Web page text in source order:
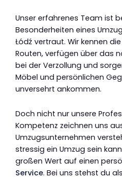
Unser erfahrenes Team ist
Besonderheiten eines
Łódź vertraut. Wir kennen
Routen, verfügen über das
bei der Verzollung und
Möbel und persönlichen
unversehrt ankommen.
Doch nicht nur unsere
Kompetenz zeichnen uns
Umzugsunternehmen
stressig ein Umzug sein
großen Wert auf einen
Service. Bei uns stehst du